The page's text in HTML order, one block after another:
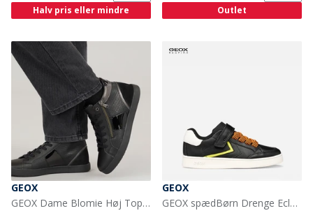
Halv pris eller mindre Outlet
GEOX
GEOX Dame Blomie Høj Top Lynlås Træningssko Sort
GEOX
GEOX spædBørn Drenge Eclyper sneakers Sort/Orange